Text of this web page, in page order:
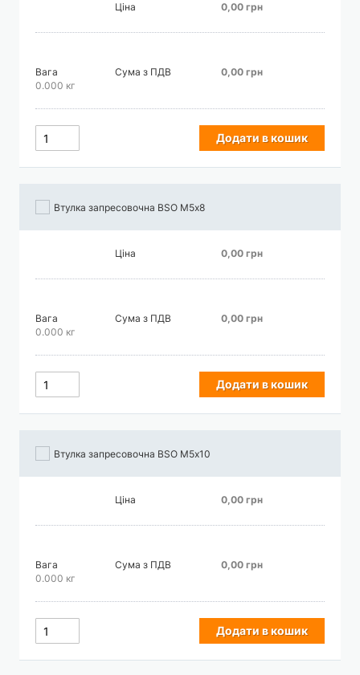
Ціна 0,00 грн
Вага
0.000 кг
Сума з ПДВ 0,00 грн
Додати в кошик
Втулка запресовочна BSO М5х8
Ціна 0,00 грн
Вага
0.000 кг
Сума з ПДВ 0,00 грн
Додати в кошик
Втулка запресовочна BSO М5х10
Ціна 0,00 грн
Вага
0.000 кг
Сума з ПДВ 0,00 грн
Додати в кошик